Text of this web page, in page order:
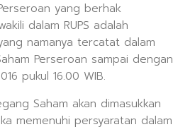
yang berhak
dalam RUPS adalah
namanya tercatat dalam
Perseroan sampai dengan
pukul 16.00 WIB.
Saham akan dimasukkan
memenuhi persyaratan dalam